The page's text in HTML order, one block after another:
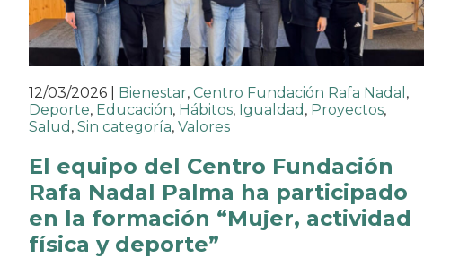
12/03/2026 Bienestar, Centro Fundación Rafa Nadal ,
Deporte, Educación, Hábitos, Igualdad , Proyectos,
Salud , Sin categoría, Valores
El equipo del Centro Fundación
Rafa Nadal Palma ha participado
en la formación “Mujer, actividad
física y deporte”